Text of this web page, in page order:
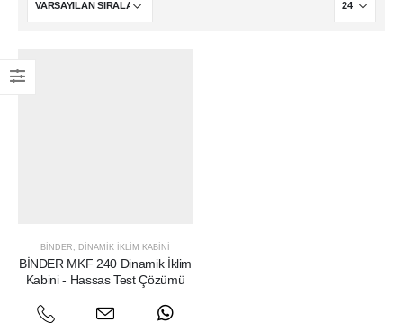
BINDER DINAMIK İKLIM KABINI
BİNDER MKF 240 Dinamik İklim
Kabini - Hassas Test Çözümü